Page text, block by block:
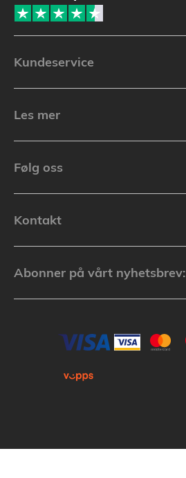
Kundeservice
Les mer
Følg oss
Kontakt
Abonner på vårt nyhetsbrev: